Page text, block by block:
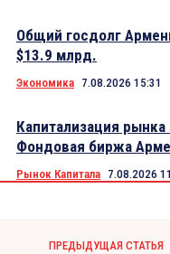
Общий госдолг
$13.9 млрд.
Экономика 7.08.2026 15:31
Капитализация
Фондовая биржа
Рынок Капитала 7.08.2026
ПРЕДЫДУЩАЯ СТАТЬЯ